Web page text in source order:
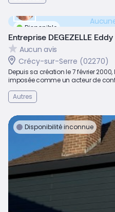
Disponible
Entreprise DEGEZELLE Eddy
Aucun avis
Crécy-sur-Serre (02270)
Depuis sa création le 7 février 2000,
imposée comme un acteur de
Autres
Disponibilité inconnue